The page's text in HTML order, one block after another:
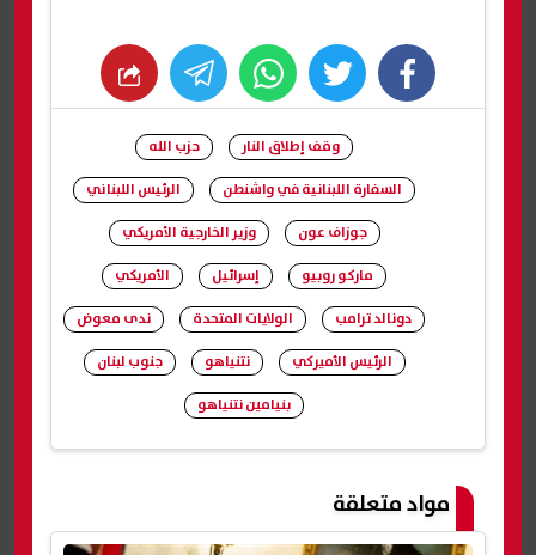
facebook
twitter
whats
وقف إطلاق النار
حزب الله
السفارة اللبنانية في واشنطن
الرئيس اللبناني
جوزاف عون
وزير الخارجية الأمريكي
ماركو روبيو
إسرائيل
الأمريكي
دونالد ترامب
الولايات المتحدة
ندى معوض
الرئيس الأميركي
نتنياهو
جنوب لبنان
بنيامين نتنياهو
مواد متعلقة